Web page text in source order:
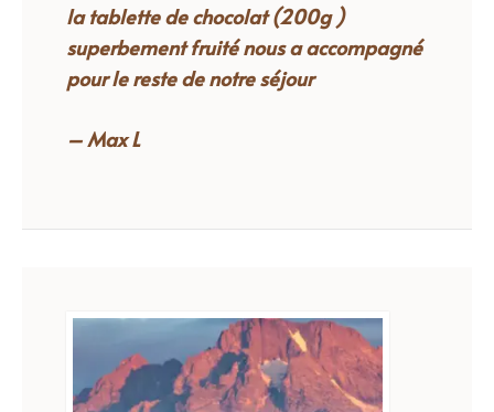
la tablette de chocolat (200g )
superbement fruité nous a accompagné
pour le reste de notre séjour
– Max L